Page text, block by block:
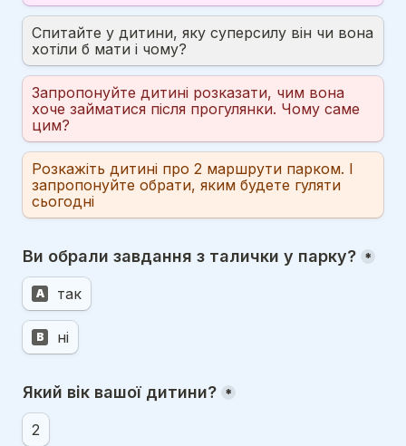
Спитайте у дитини, яку суперсилу він чи вона
хотіли б мати і чому?
Запропонуйте дитині розказати, чим вона
хоче займатися після прогулянки. Чому саме
цим?
Розкажіть дитині про 2 маршрути парком. І
запропонуйте обрати, яким будете гуляти
сьогодні
Ви обрали завдання з талички у парку? *
A так
B ні
Який вік вашої дитини? *
2